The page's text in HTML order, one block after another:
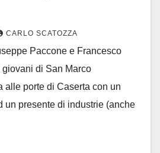
CARLO SCATOZZA
Paccone e Francesco
di San Marco
alle porte di Caserta con un
un presente di industrie (anche